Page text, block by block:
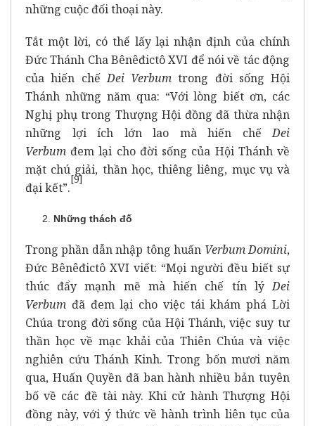
những cuộc đối thoại này.
Tắt một lời, có thể lấy lại nhận định của chính
Đức Thánh Cha Bênêđictô XVI để nói về tác động
của hiến chếDei Verbum trong đời sống Hội
Thánh những năm qua: “Với lòng biết ơn, các
Nghị phụ trong Thượng Hội đồng đã thừa nhận
những lợi ích lớn lao mà hiến chếDei
Verbum đem lại cho đời sống của Hội Thánh về
mặt chú giải, thần học, thiêng liêng, mục vụ và
đại kết”.
[9]
Những thách đố
Trong phần dẫn nhập tông huấn Verbum Domini,
Đức Bênêđictô XVI viết: “Mọi người đều biết sự
thúc đẩy mạnh mẽ mà hiến chế tín lýDei
Verbum đã đem lại cho việc tái khám phá Lời
Chúa trong đời sống của Hội Thánh, việc suy tư
thần học về mạc khải của Thiên Chúa và việc
nghiên cứu Thánh Kinh. Trong bốn mươi năm
qua, Huấn Quyền đã ban hành nhiều bản tuyên
bố về các đề tài này. Khi cử hành Thượng Hội
đồng này, với ý thức về hành trình liên tục của